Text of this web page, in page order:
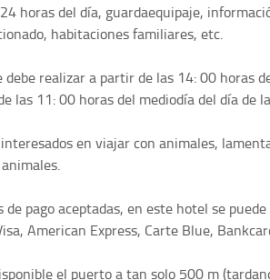
horas del día, guardaequipaje,
habitaciones familiares, etc.
debe realizar a partir de las 14: 00 horas
las 11: 00 horas del mediodía del día de
en viajar con animales,
pago aceptadas, en este hotel se
American Express, Carte Blue,
el puerto a tan solo 500 m